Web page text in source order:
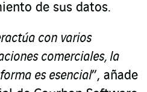
de sus datos.
con varios
comerciales, la
es esencial”, añade